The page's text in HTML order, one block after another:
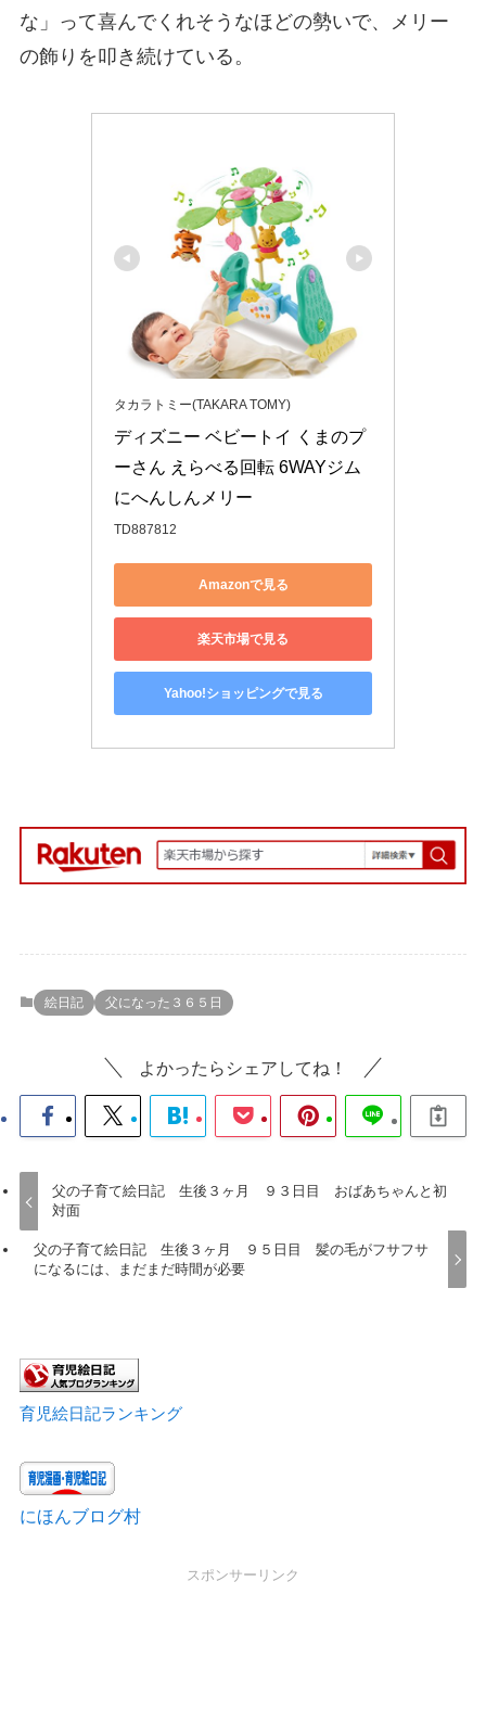
な」って喜んでくれそうなほどの勢いで、メリー
の飾りを叩き続けている。
タカラトミー(TAKARA TOMY)
ディズニー ベビートイ くまのプ
ーさん えらべる回転 6WAYジム
にへんしんメリー
TD887812
Amazonで見る
楽天市場で見る
Yahoo!ショッピングで見る
絵日記 父になった３６５日
よかったらシェアしてね！
父の子育て絵日記 生後３ヶ月 ９３日目 おばあちゃんと初
対面
父の子育て絵日記 生後３ヶ月 ９５日目 髪の毛がフサフサ
になるには、まだまだ時間が必要
育児絵日記ランキング
にほんブログ村
スポンサーリンク